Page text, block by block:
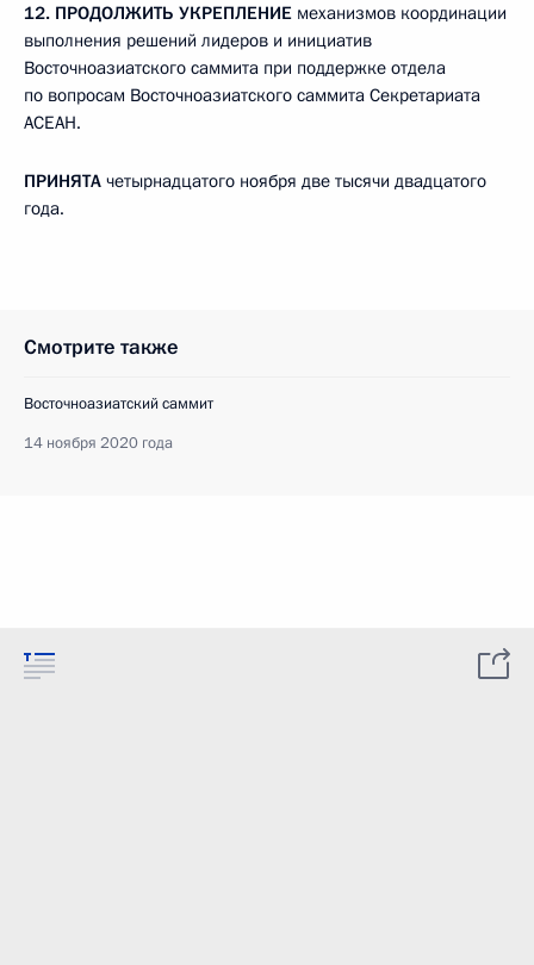
12. ПРОДОЛЖИТЬ УКРЕПЛЕНИЕ механизмов координации
выполнения решений лидеров и инициатив
Восточноазиатского саммита при поддержке отдела
по вопросам Восточноазиатского саммита Секретариата
АСЕАН.
ПРИНЯТА четырнадцатого ноября две тысячи двадцатого
года.
Смотрите также
Восточноазиатский саммит
14 ноября 2020 года